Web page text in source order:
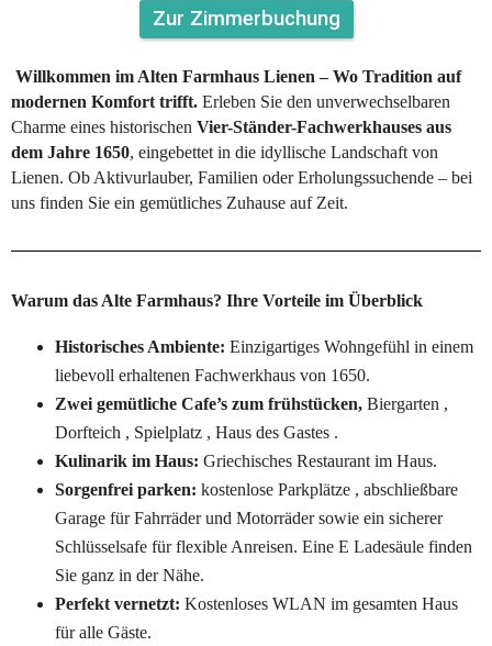
Zur Zimmerbuchung
Willkommen im Alten Farmhaus Lienen – Wo Tradition auf
modernen Komfort trifft. Erleben Sie den unverwechselbaren
Charme eines historischen Vier-Ständer-Fachwerkhauses aus
dem Jahre 1650, eingebettet in die idyllische Landschaft von
Lienen. Ob Aktivurlauber, Familien oder Erholungssuchende – bei
uns finden Sie ein gemütliches Zuhause auf Zeit.
Warum das Alte Farmhaus? Ihre Vorteile im Überblick
Historisches Ambiente: Einzigartiges Wohngefühl in einem
liebevoll erhaltenen Fachwerkhaus von 1650.
Zwei gemütliche Cafe’s zum frühstücken, Biergarten ,
Dorfteich , Spielplatz , Haus des Gastes .
Kulinarik im Haus: Griechisches Restaurant im Haus.
Sorgenfrei parken: kostenlose Parkplätze , abschließbare
Garage für Fahrräder und Motorräder sowie ein sicherer
Schlüsselsafe für flexible Anreisen. Eine E Ladesäule finden
Sie ganz in der Nähe.
Perfekt vernetzt: Kostenloses WLAN im gesamten Haus
für alle Gäste.